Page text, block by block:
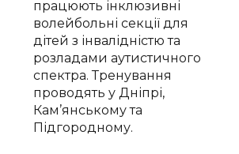
працюють інклюзивні
волейбольні секції для
дітей з інвалідністю та
розладами аутистичного
спектра. Тренування
проводять у Дніпрі,
Кам’янському та
Підгородному.